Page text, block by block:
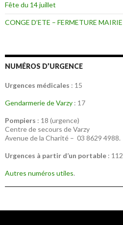
Fête du 14 juillet
CONGE D’ETE – FERMETURE MAIRIE
NUMÉROS D’URGENCE
Urgences médicales : 15
Gendarmerie de Varzy : 17
Pompiers : 18 (urgence)
Centre de secours de Varzy
Avenue de la Charité – 03 8629 4988.
Urgences à partir d’un portable : 112
Autres numéros utiles.